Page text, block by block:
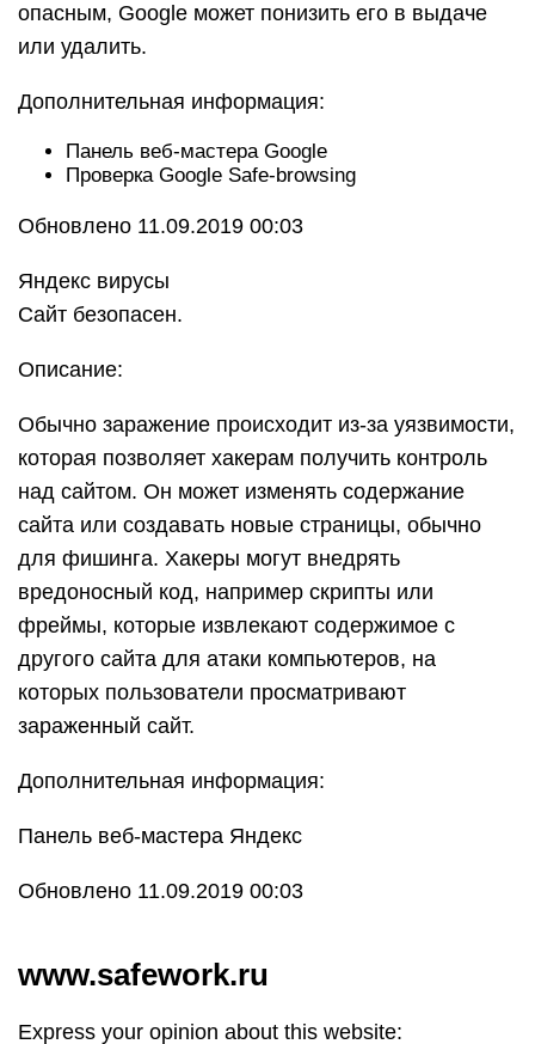
опасным, Google может понизить его в выдаче
или удалить.
Дополнительная информация:
Панель веб-мастера Google
Проверка Google Safe-browsing
Обновлено 11.09.2019 00:03
Яндекс вирусы
Сайт безопасен.
Описание:
Обычно заражение происходит из-за уязвимости,
которая позволяет хакерам получить контроль
над сайтом. Он может изменять содержание
сайта или создавать новые страницы, обычно
для фишинга. Хакеры могут внедрять
вредоносный код, например скрипты или
фреймы, которые извлекают содержимое с
другого сайта для атаки компьютеров, на
которых пользователи просматривают
зараженный сайт.
Дополнительная информация:
Панель веб-мастера Яндекс
Обновлено 11.09.2019 00:03
www.safework.ru
Express your opinion about this website: